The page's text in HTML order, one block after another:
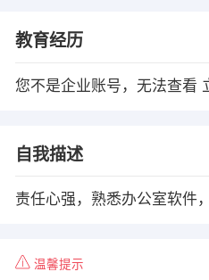
教育经历
您不是企业账号，无法查看
自我描述
责任心强，熟悉办公室软件
温馨提示